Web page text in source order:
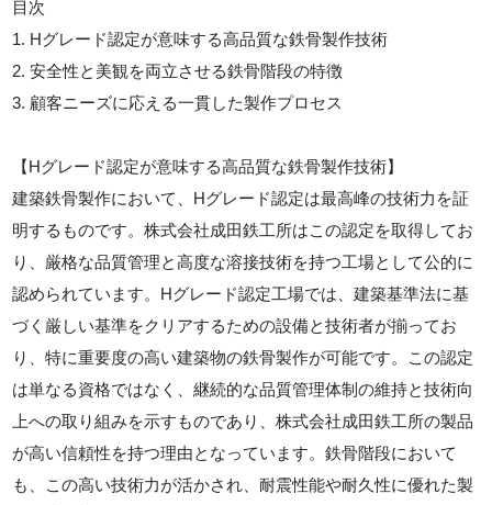
目次
1. Hグレード認定が意味する高品質な鉄骨製作技術
2. 安全性と美観を両立させる鉄骨階段の特徴
3. 顧客ニーズに応える一貫した製作プロセス
【Hグレード認定が意味する高品質な鉄骨製作技術】
建築鉄骨製作において、Hグレード認定は最高峰の技術力を証
明するものです。株式会社成田鉄工所はこの認定を取得してお
り、厳格な品質管理と高度な溶接技術を持つ工場として公的に
認められています。Hグレード認定工場では、建築基準法に基
づく厳しい基準をクリアするための設備と技術者が揃ってお
り、特に重要度の高い建築物の鉄骨製作が可能です。この認定
は単なる資格ではなく、継続的な品質管理体制の維持と技術向
上への取り組みを示すものであり、株式会社成田鉄工所の製品
が高い信頼性を持つ理由となっています。鉄骨階段において
も、この高い技術力が活かされ、耐震性能や耐久性に優れた製